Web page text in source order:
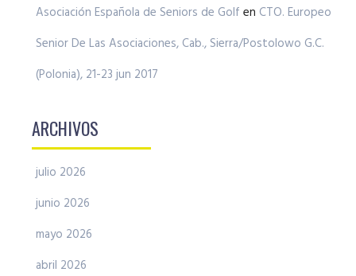
Asociación Española de Seniors de Golf en CTO. Europeo
Senior De Las Asociaciones, Cab., Sierra/Postolowo G.C.
(Polonia), 21-23 jun 2017
ARCHIVOS
julio 2026
junio 2026
mayo 2026
abril 2026